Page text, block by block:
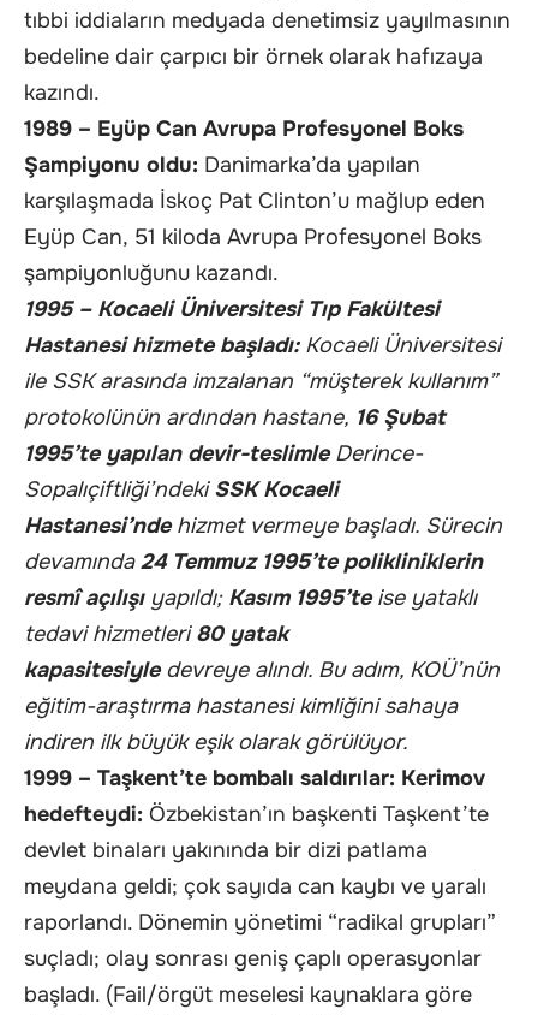
tıbbi iddiaların medyada denetimsiz yayılmasının
bedeline dair çarpıcı bir örnek olarak hafızaya
kazındı.
1989 – Eyüp Can Avrupa Profesyonel Boks
Şampiyonu oldu: Danimarka’da yapılan
karşılaşmada İskoç Pat Clinton’u mağlup eden
Eyüp Can, 51 kiloda Avrupa Profesyonel Boks
şampiyonluğunu kazandı.
1995 – Kocaeli Üniversitesi Tıp Fakültesi
Hastanesi hizmete başladı: Kocaeli Üniversitesi
ile SSK arasında imzalanan “müşterek kullanım”
protokolünün ardından hastane, 16 Şubat
1995’te yapılan devir-teslimleDerince-
Sopalıçiftliği’ndekiSSK Kocaeli
Hastanesi’ndehizmet vermeye başladı. Sürecin
devamında24 Temmuz 1995’te polikliniklerin
resmî açılışıyapıldı; Kasım 1995’teise yataklı
tedavi hizmetleri80 yatak
kapasitesiyledevreye alındı. Bu adım, KOÜ’nün
eğitim-araştırma hastanesi kimliğini sahaya
indiren ilk büyük eşik olarak görülüyor.
1999 – Taşkent’te bombalı saldırılar: Kerimov
hedefteydi: Özbekistan’ın başkenti Taşkent’te
devlet binaları yakınında bir dizi patlama
meydana geldi; çok sayıda can kaybı ve yaralı
raporlandı. Dönemin yönetimi “radikal grupları”
suçladı; olay sonrası geniş çaplı operasyonlar
başladı. (Fail/örgüt meselesi kaynaklara göre